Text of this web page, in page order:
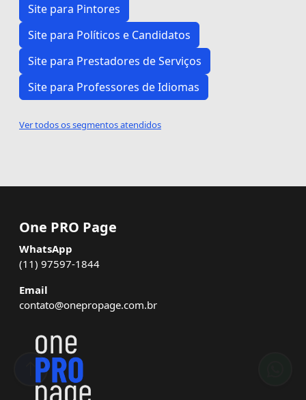
Site para Pintores
Site para Políticos e Candidatos
Site para Prestadores de Serviços
Site para Professores de Idiomas
Ver todos os segmentos atendidos
One PRO Page
WhatsApp
(11) 97597-1844
Email
contato@onepropage.com.br